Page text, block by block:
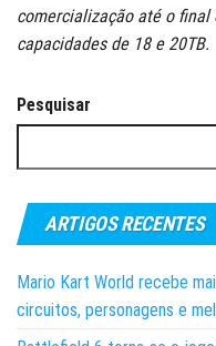
comercialização até o final
capacidades de 18 e 20TB.
Pesquisar
ARTIGOS RECENTES
Mario Kart World recebe
circuitos, personagens e